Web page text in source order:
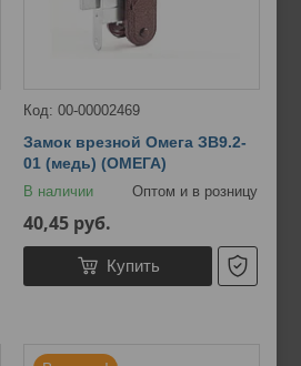
00-00002469
Замок врезной Омега ЗВ9.2-
01 (медь) (ОМЕГА)
В наличии Оптом и в розницу
40,45 руб.
Купить